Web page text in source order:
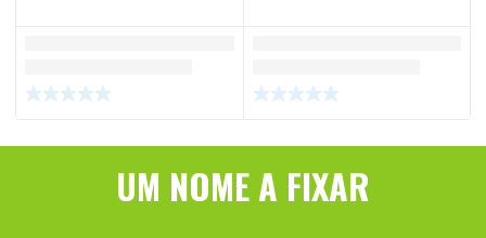
UM NOME A FIXAR